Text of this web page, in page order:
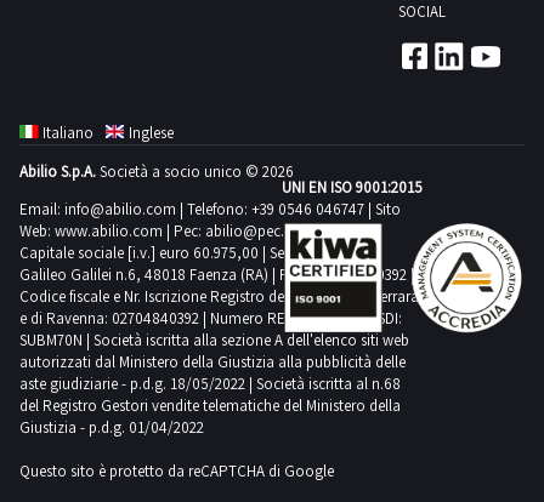
SOCIAL
Italiano
Inglese
Abilio S.p.A.Società a socio unico © 2026
Email: info@abilio.com | Telefono: +39 0546 046747 | Sito
Web: www.abilio.com | Pec: abilio@pec.illimity.com
Capitale sociale [i.v.] euro 60.975,00 | Sede legale in Via
Galileo Galilei n.6, 48018 Faenza (RA) | P.IVA: 02704840392 |
Codice fiscale e Nr. Iscrizione Registro delle Imprese di Ferrara
e di Ravenna: 02704840392 | Numero REA RA 224830 | SDI:
SUBM70N | Società iscritta alla sezione A dell'elenco siti web
autorizzati dal Ministero della Giustizia alla pubblicità delle
aste giudiziarie - p.d.g. 18/05/2022 | Società iscritta al n.68
del Registro Gestori vendite telematiche del Ministero della
Giustizia - p.d.g. 01/04/2022
Questo sito è protetto da reCAPTCHA di Google
UNI EN ISO 9001:2015